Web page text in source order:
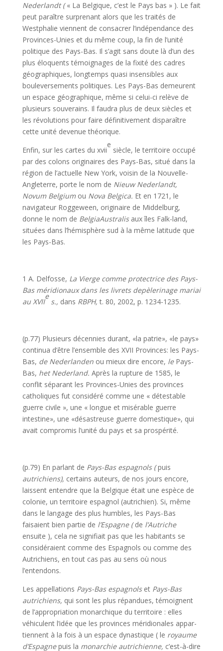
Nederlandt (« La Belgique, c’est le Pays bas » ). Le fait
peut paraître surprenant alors que les traités de
Westphalie viennent de consacrer l’indépendance des
Provinces-Unies et du même coup, la fin de l’unité
politique des Pays-Bas. Il s’agit sans doute là d’un des
plus éloquents témoignages de la fixité des cadres
géographiques, longtemps quasi insensibles aux
bouleversements politiques. Les Pays-Bas demeurent
un espace géographique, même si celui-ci relève de
plusieurs souverains. Il faudra plus de deux siècles et
les révolutions pour faire définitivement disparaître
cette unité devenue théorique.
Enfin, sur les cartes du xvii
e
siècle, le territoire occupé
par des colons originaires des Pays-Bas, situé dans la
région de l’actuelle New York, voisin de la Nouvelle-
Angleterre, porte le nom de Nieuw Nederlandt,
Novum Belgium ou Nova Belgica. Et en 1721, le
navigateur Roggeween, originaire de Middelburg,
donne le nom de BelgiaAustralis aux îles Falk-land,
situées dans l’hémisphère sud à la même latitude que
les Pays-Bas.
1 A. Delfosse, La Vierge comme protectrice des Pays-
Bas méridionaux dans les livrets depèlerinage mariai
au XVII
e
s., dans RBPH,t. 80, 2002, p. 1234-1235.
(p.77) Plusieurs décennies durant, «la patrie», «le pays»
continua d’être l’ensemble des XVII Provinces: les Pays-
Bas, de Nederlanden ou mieux dire encore, le Pays-
Bas, het Nederland. Après la rupture de 1585, le
conflit séparant les Provinces-Unies des provinces
catholiques fut consi­déré comme une « détestable
guerre civile », une « longue et misérable guerre
intestine», une «désastreuse guerre domestique», qui
avait compromis l’unité du pays et sa prospérité.
(p.79) En parlant de Pays-Bas espagnols (puis
autrichiens), certains auteurs, de nos jours encore,
laissent entendre que la Belgique était une espèce de
colonie, un territoire espagnol (autrichien). Si, même
dans le langage des plus humbles, les Pays-Bas
faisaient bien partie de l’Espagne (de l’Autriche
ensuite ), cela ne signifiait pas que les habitants se
consi­déraient comme des Espagnols ou comme des
Autrichiens, en tout cas pas au sens où nous
l’entendons.
Les appellations Pays-Bas espagnols et Pays-Bas
autrichiens, qui sont les plus répandues, témoignent
de l’appropriation monarchique du territoire : elles
véhiculent l’idée que les provinces méridionales appar­
tiennent à la fois à un espace dynastique ( le royaume
d’Espagnepuis la monarchie autrichienne, c’est-à-dire